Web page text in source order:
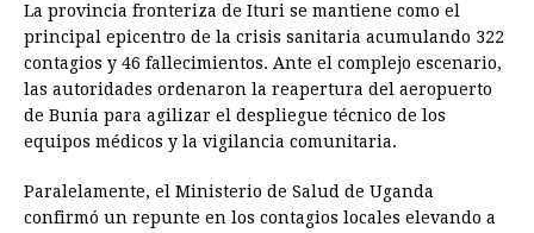
La provincia fronteriza de Ituri se mantiene como el
principal epicentro de la crisis sanitaria acumulando 322
contagios y 46 fallecimientos. Ante el complejo escenario,
las autoridades ordenaron la reapertura del aeropuerto
de Bunia para agilizar el despliegue técnico de los
equipos médicos y la vigilancia comunitaria.
Paralelamente, el Ministerio de Salud de Uganda
confirmó un repunte en los contagios locales elevando a